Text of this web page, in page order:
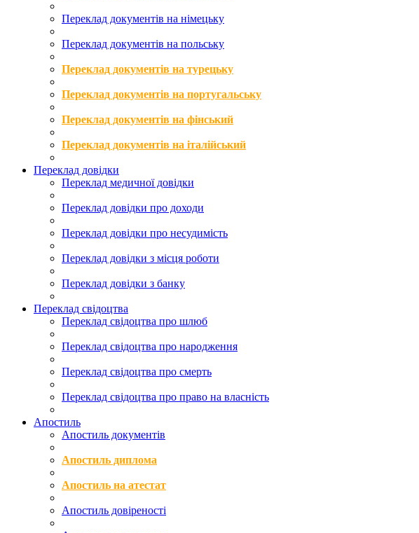
Переклад документів на німецьку
Переклад документів на польську
Переклад документів на турецьку
Переклад документів на португальську
Переклад документів на фінський
Переклад документів на італійський
Переклад довідки
Переклад медичної довідки
Переклад довідки про доходи
Переклад довідки про несудимість
Переклад довідки з місця роботи
Переклад довідки з банку
Переклад свідоцтва
Переклад свідоцтва про шлюб
Переклад свідоцтва про народження
Переклад свідоцтва про смерть
Переклад свідоцтва про право на власність
Апостиль
Апостиль документів
Апостиль диплома
Апостиль на атестат
Апостиль довіреності